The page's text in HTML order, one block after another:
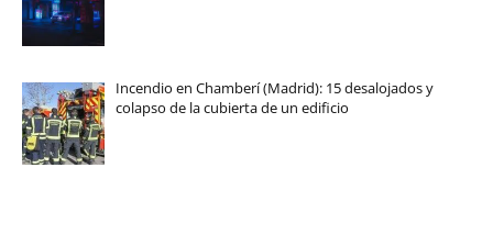
Incendio en Chamberí (Madrid): 15 desalojados y
colapso de la cubierta de un edificio